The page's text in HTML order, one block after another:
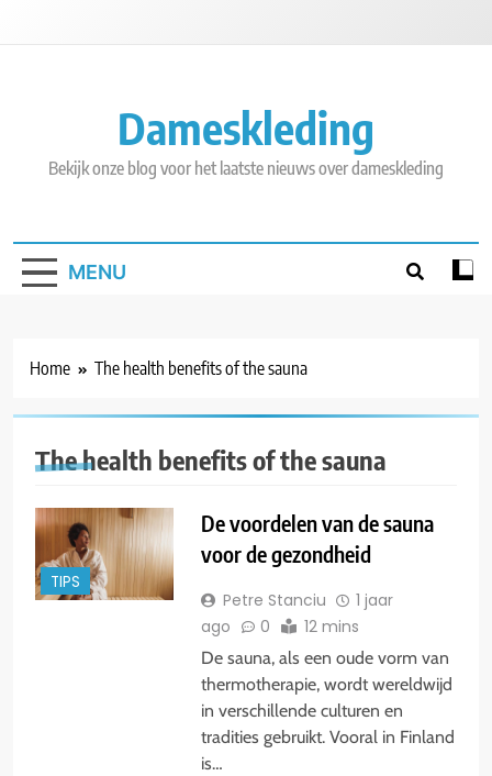
Dameskleding
Bekijk onze blog voor het laatste nieuws over dameskleding
MENU
Home The health benefits of the sauna
The health benefits of the sauna
TIPS
De voordelen van de sauna
voor de gezondheid
Petre Stanciu
1 jaar
ago
0 12 mins
De sauna, als een oude vorm van
thermotherapie, wordt wereldwijd
in verschillende culturen en
tradities gebruikt. Vooral in Finland
is…